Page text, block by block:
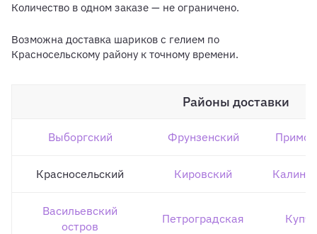
Количество в одном заказе — не ограничено.
Возможна доставка шариков с гелием по
Красносельскому району к точному времени.
Районы доставки
Выборгский Фрунзенский
Красносельский Кировский
Васильевский
остров
Петроградская